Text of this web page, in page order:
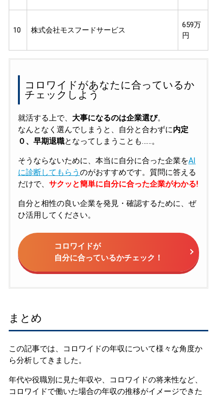
10 株式会社モスフードサービス
659万
円
コロワイドがあなたに合っているか
チェックしよう
就活する上で、 大事になるのは企業選び。
なんとなく選んでしまうと、自分と合わずに内定
０、早期退職となってしまうことも……。
そうならないために、本当に自分に合った企業をAI
に診断してもらう のがおすすめです。質問に答える
だけで、 サクッと簡単に自分に合った企業がわかる!
自分と相性の良い企業を発見・確認するために、ぜ
ひ活用してください。
コロワイドが
自分に合っているかチェック！
まとめ
この記事では、コロワイドの年収について様々な角度か
ら分析してきました。
年代や役職別に見た年収や、コロワイドの将来性など、
コロワイドで働いた場合の年収の推移がイメージできた